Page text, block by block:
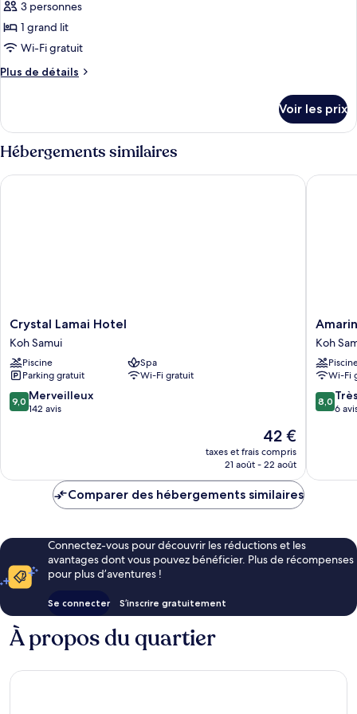
Double
photos
pour
ce
type
de
Chambre
Deluxe
3 personnes
1 grand lit
Wi-Fi gratuit
Plus de détails
Plus
le
type
de
chambre
Chambre
Voir les prix
Hébergements similaires
Crystal
Lamai
Hotel
Koh
Samui
Crystal Lamai Hotel
Koh Samui
Piscine
Spa
Parking gratuit
Wi-Fi gratuit
9.0
sur
9,0 Merveilleux
142 avis
Le
nouveau
prix
de
42 €
taxes et frais compris
21 août - 22 août
Crystal Lamai Hotel
Amarina
Green
Hotel
Koh
Samui
Koh
Wi-Fi
8.0
sur
8,0
6
Comparer des hébergements similaires
Connectez-vous pour découvrir les réductions et les
avantages dont vous pouvez bénéficier. Plus de récompenses
pour plus d’aventures !
Se connecter S’inscrire gratuitement
À propos du quartier